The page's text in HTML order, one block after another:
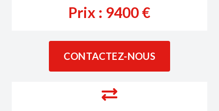
Prix : 9400€
CONTACTEZ-NOUS